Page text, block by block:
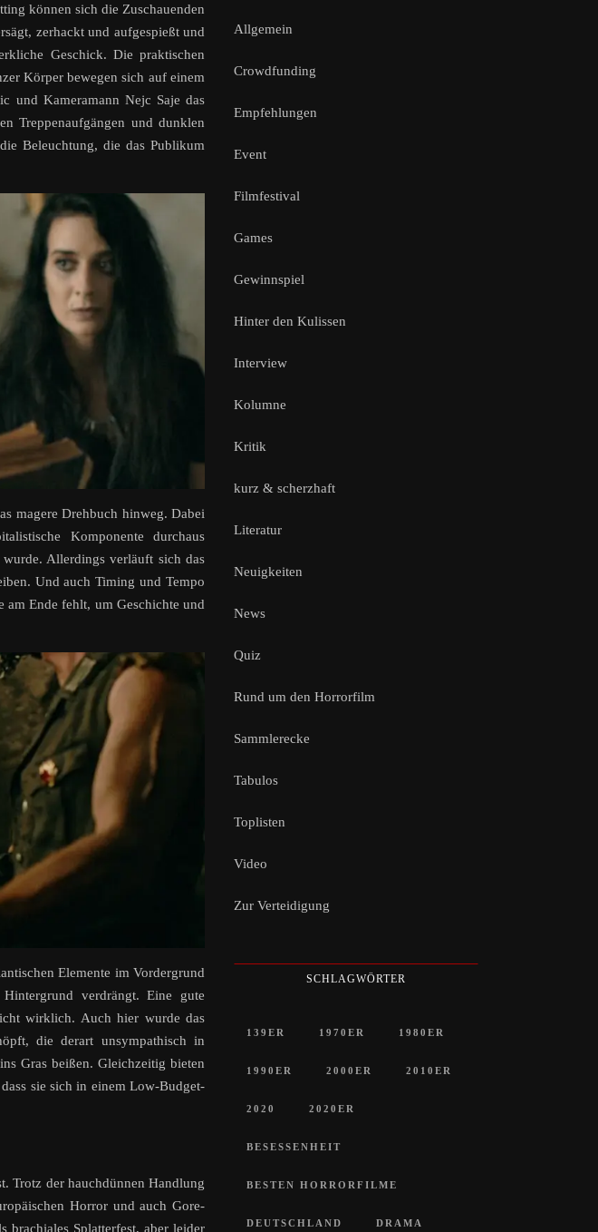
können sich die Zuschauenden
zerhackt und aufgespießt und
Geschick. Die praktischen
Körper bewegen sich auf einem
und Kameramann Nejc Saje das
Treppenaufgängen und dunklen
Beleuchtung, die das Publikum
magere Drehbuch hinweg. Dabei
Komponente durchaus
Allerdings verläuft sich das
Und auch Timing und Tempo
Ende fehlt, um Geschichte und
Elemente im Vordergrund
verdrängt. Eine gute
wirklich. Auch hier wurde das
die derart unsympathisch in
Gras beißen. Gleichzeitig bieten
sie sich in einem Low-Budget-
Trotz der hauchdünnen Handlung
Horror und auch Gore-
Splatterfest, aber leider
Allgemein
Crowdfunding
Empfehlungen
Event
Filmfestival
Games
Gewinnspiel
Hinter den Kulissen
Interview
Kolumne
Kritik
kurz & scherzhaft
Literatur
Neuigkeiten
News
Quiz
Rund um den Horrorfilm
Sammlerecke
Tabulos
Toplisten
Video
Zur Verteidigung
SCHLAGWÖRTER
139ER 1970ER 1980ER
1990ER 2000ER 2010ER
2020 2020ER
BESESSENHEIT
BESTEN HORRORFILME
DEUTSCHLAND DRAMA